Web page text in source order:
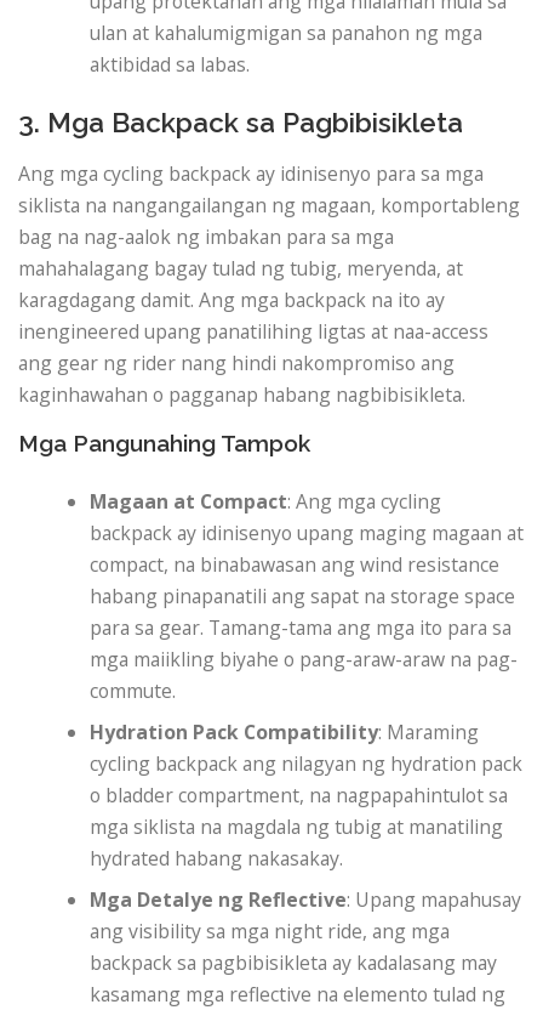
ulan at kahalumigmigan sa panahon ng mga
aktibidad sa labas.
3. Mga Backpack sa Pagbibisikleta
Ang mga cycling backpack ay idinisenyo para sa mga
siklista na nangangailangan ng magaan, komportableng
bag na nag-aalok ng imbakan para sa mga
mahahalagang bagay tulad ng tubig, meryenda, at
karagdagang damit. Ang mga backpack na ito ay
inengineered upang panatilihing ligtas at naa-access
ang gear ng rider nang hindi nakompromiso ang
kaginhawahan o pagganap habang nagbibisikleta.
Mga Pangunahing Tampok
Magaan at Compact: Ang mga cycling
backpack ay idinisenyo upang maging magaan at
compact, na binabawasan ang wind resistance
habang pinapanatili ang sapat na storage space
para sa gear. Tamang-tama ang mga ito para sa
mga maiikling biyahe o pang-araw-araw na pag-
commute.
Hydration Pack Compatibility: Maraming
cycling backpack ang nilagyan ng hydration pack
o bladder compartment, na nagpapahintulot sa
mga siklista na magdala ng tubig at manatiling
hydrated habang nakasakay.
Mga Detalye ng Reflective: Upang mapahusay
ang visibility sa mga night ride, ang mga
backpack sa pagbibisikleta ay kadalasang may
kasamang mga reflective na elemento tulad ng